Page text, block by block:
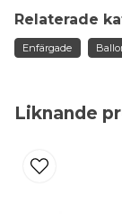
Liknande
Fråga oss
Namn
email
Mejladress
Relaterade
Enfärgade